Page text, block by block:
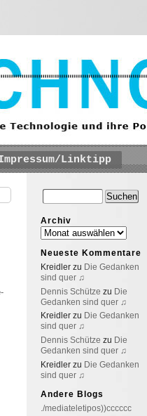
Linktipp
Archiv
Neueste Kommentare
Kreidler zu Die Gedanken
sind quer ♫
Dennis Schütze zu Die
Gedanken sind quer ♫
Kreidler zu Die Gedanken
sind quer ♫
Dennis Schütze zu Die
Gedanken sind quer ♫
Kreidler zu Die Gedanken
sind quer ♫
Andere Blogs
./mediateletipos))cccccc